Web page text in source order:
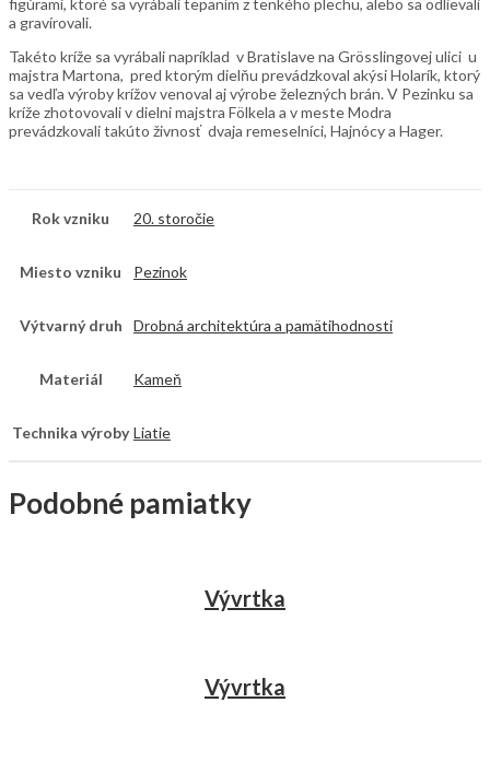
a gravírovali.
Takéto kríže sa vyrábali napríklad v Bratislave na Grösslingovej ulici u
majstra Martona, pred ktorým dielňu prevádzkoval akýsi Holarík, ktorý
sa vedľa výroby krížov venoval aj výrobe železných brán. V Pezinku sa
kríže zhotovovali v dielni majstra Fölkela a v meste Modra
prevádzkovali takúto živnosť dvaja remeselníci, Hajnócy a Hager.
Rok vzniku 20. storočie
Miesto vzniku Pezinok
Výtvarný druh Drobná architektúra a pamätihodnosti
Materiál Kameň
Technika výroby Liatie
Podobné pamiatky
Vývrtka
Vývrtka